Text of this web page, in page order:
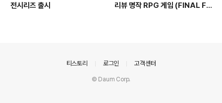
전시리즈 출시
리뷰 명작 RPG 게임 (FINAL FA
티스토리 로그인 고객센터
© Daum Corp.